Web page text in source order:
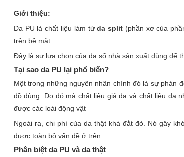
Giới thiệu:
Da PU là chất liệu làm từda split (phần xơ của
trên bề mặt.
Đây là sự lựa chọn của đa số nhà sản xuất dùng để
Tại sao da PU lại phổ biến?
Một trong những nguyên nhân chính đó là sự phản
đồ dùng. Do đó mà chất liệu giả da và chất liệu da
được các loài động vật
Ngoài ra, chi phí của da thật khá đắt đỏ. Nó gây
được toàn bộ vấn đề ở trên.
Phân biệt da PU và da thật